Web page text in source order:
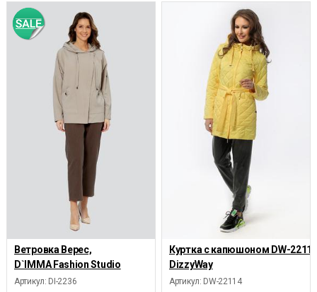
Ветровка Верес,
D`IMMA Fashion Studio
Артикул: DI-2236
Куртка с капюшоном DW-
DizzyWay
Артикул: DW-22114